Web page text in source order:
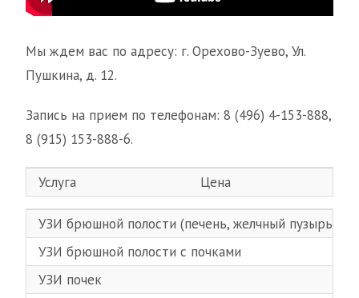
Мы ждем вас по адресу: г. Орехово-Зуево, Ул.
Пушкина, д. 12.
Запись на прием по телефонам: 8 (496) 4-153-888,
8 (915) 153-888-6.
Услуга Цена
УЗИ брюшной полости (печень, желчный пузырь,
УЗИ брюшной полости с почками
УЗИ почек